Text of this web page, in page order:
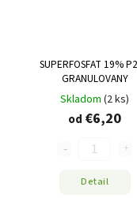
SUPERFOSFAT 19%
GRANULOVANY
Skladom (2 ks)
od €6,20
Detail